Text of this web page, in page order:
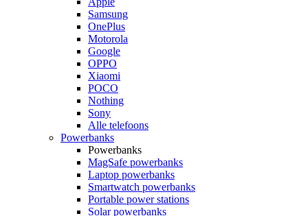
Samsung
OnePlus
Motorola
Google
OPPO
Xiaomi
POCO
Nothing
Sony
Alle telefoons
Powerbanks
Powerbanks
MagSafe powerbanks
Laptop powerbanks
Smartwatch powerbanks
Portable power stations
Solar powerbanks